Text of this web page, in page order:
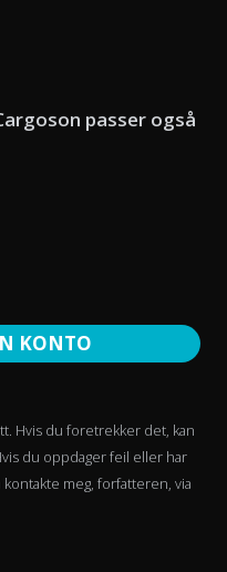
passer også
KONTO
Hvis du foretrekker det, kan
du oppdager feil eller har
meg, forfatteren, via